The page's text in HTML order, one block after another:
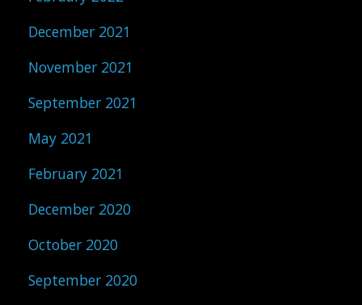
December 2021
November 2021
September 2021
May 2021
February 2021
December 2020
October 2020
September 2020